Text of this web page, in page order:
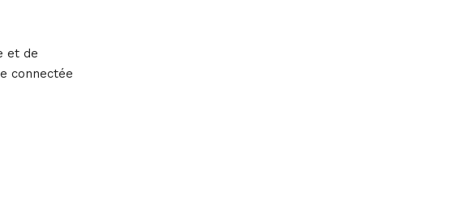
et de
connectée